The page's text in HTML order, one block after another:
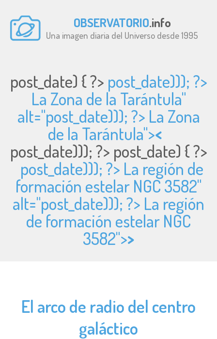
OBSERVATORIO.info
Una imagen diaria del Universo desde 1995
post_date) { ?> post_date))); ?>
La Zona de la Tarántula"
alt="post_date))); ?> La Zona
de la Tarántula"><
post_date))); ?> post_date) { ?>
post_date))); ?> La región de
formación estelar NGC 3582"
alt="post_date))); ?> La región
de formación estelar NGC
3582">>
El arco de radio del centro
galáctico